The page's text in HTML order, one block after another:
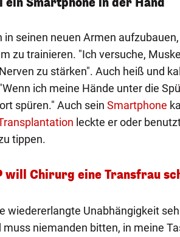
in seinen neuen Armen
zu trainieren. "Ich versuche,
zu stärken". Auch heiß und
ich meine Hände unter die
spüren." Auch sein Smartphone
leckte er oder
tippen.
will Chirurg eine Transfrau
wiedererlangte Unabhängigkeit
muss niemanden bitten, in meine